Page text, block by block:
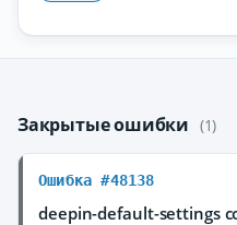
Закрытые ошибки (1)
Ошибка #48138
deepin-default-settings